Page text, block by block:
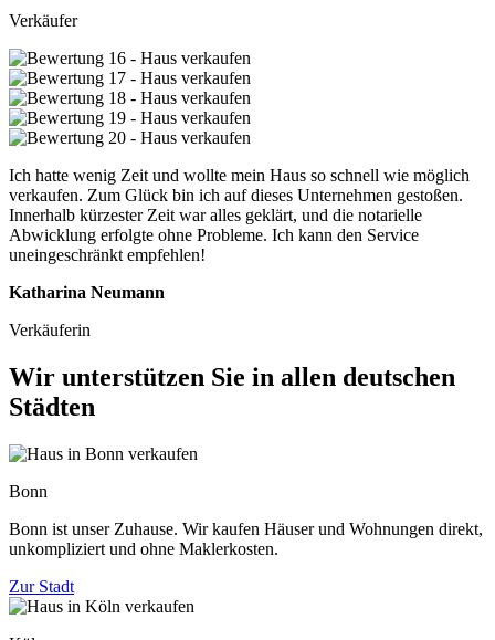
Verkäufer
Ich hatte wenig Zeit und wollte mein Haus so schnell wie möglich
verkaufen. Zum Glück bin ich auf dieses Unternehmen gestoßen.
Innerhalb kürzester Zeit war alles geklärt, und die notarielle
Abwicklung erfolgte ohne Probleme. Ich kann den Service
uneingeschränkt empfehlen!
Katharina Neumann
Verkäuferin
Wir unterstützen Sie in allen deutschen
Städten
Bonn
Bonn ist unser Zuhause. Wir kaufen Häuser und Wohnungen direkt,
unkompliziert und ohne Maklerkosten.
Zur Stadt